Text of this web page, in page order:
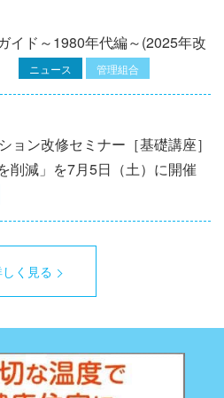
イド～1980年代編～(2025年改
ニュース 管理組合
ョン改修セミナー［基礎講座］
削減」を7月5日（土）に開催
く見る